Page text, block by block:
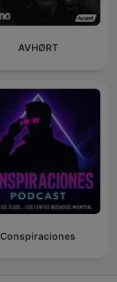
AVHØRT
Conspiraciones